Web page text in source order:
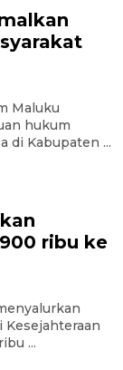
Maluku
hukum
di Kabupaten ...
ribu ke
...